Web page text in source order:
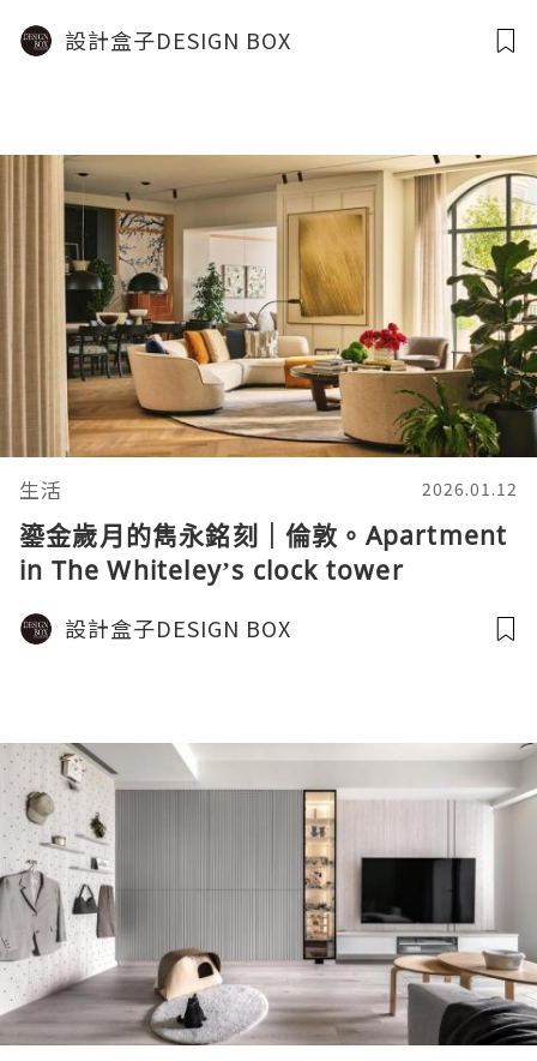
設計盒子DESIGN BOX
生活 2026.01.12
鎏金歲月的雋永銘刻｜倫敦。Apartment
in The Whiteley’s clock tower
設計盒子DESIGN BOX